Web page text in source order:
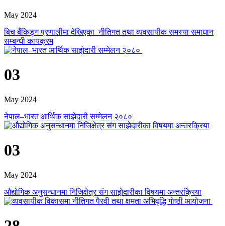
May 2024
बिच बैंकिङ्ग प्रणालीमा देखिएका नीतिगत तथा व्यवसायीक समस्या समाधान
सम्बन्धी कायक्रम
03
May 2024
नेपाल–भारत आर्थिक साझेदारी सम्मेलन २०८०
03
May 2024
औद्योगिक अनुसन्धानमा निजिक्षेत्र संग साझेदारीका विषयमा अन्तरक्रिया